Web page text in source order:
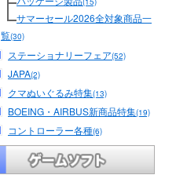
サマーセール2026全対象商品一
覧(30)
ステーショナリーフェア(52)
JAPA(2)
クマぬいぐるみ特集(13)
BOEING・AIRBUS新商品特集(19)
コントローラー各種(6)